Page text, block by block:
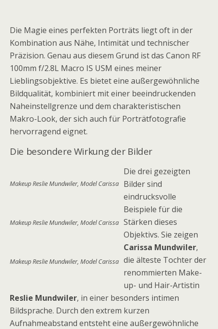
Die Magie eines perfekten Porträts liegt oft in der
Kombination aus Nähe, Intimität und technischer
Präzision. Genau aus diesem Grund ist das Canon RF
100mm f/2.8L Macro IS USM eines meiner
Lieblingsobjektive. Es bietet eine außergewöhnliche
Bildqualität, kombiniert mit einer beeindruckenden
Naheinstellgrenze und dem charakteristischen
Makro-Look, der sich auch für Porträtfotografie
hervorragend eignet.
Die besondere Wirkung der Bilder
Makeup Reslie Mundwiler, Model Carissa
Makeup Reslie Mundwiler, Model Carissa
Makeup Reslie Mundwiler, Model Carissa
Die drei gezeigten
Bilder sind
eindrucksvolle
Beispiele für die
Stärken dieses
Objektivs. Sie zeigen
Carissa Mundwiler,
die älteste Tochter der
renommierten Make-
up- und Hair-Artistin
Reslie Mundwiler, in einer besonders intimen
Bildsprache. Durch den extrem kurzen
Aufnahmeabstand entsteht eine außergewöhnliche